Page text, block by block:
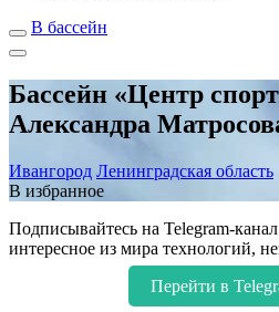
В бассейн
Бассейн «Центр
Александра
Ивангород Ленинградская область
В избранное
Подписывайтесь на Telegram-канал
интересное из мира технологий,
Перейти в